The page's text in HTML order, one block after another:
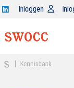
Open
op
Inloggen
Kennisbank